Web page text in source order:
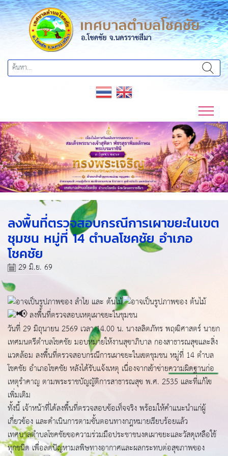
Previous Next
ลงพื้นที่ตรวจสอบกรณีการเผาขยะในเขต
ชุมชน หมู่ที่ 14 ตำบลโชคชัย อำเภอ
โชคชัย
29 มิ.ย. 69
ลงพื้นที่ตรวจสอบเหตุเผาขยะในชุมชน
วันที่ 29 มิถุนายน 2569 เวลา 14.00 น. นางลลิตภัทร พฤฒิศาสตร์ นายก
เทศมนตรีตำบลโชคชัย มอบหมายให้งานสุขาภิบาล กองสาธารณสุขและสิ่ง
แวดล้อม ลงพื้นที่ตรวจสอบกรณีการเผาขยะในเขตชุมชน หมู่ที่ 14 ตำบล
โชคชัย อำเภอโชคชัย หลังได้รับแจ้งเหตุ เนื่องจากเข้าข่ายความผิดฐานก่อ
เหตุรำคาญ ตามพระราชบัญญัติการสาธารณสุข พ.ศ. 2535 และที่แก้ไข
เพิ่มเติม
ทั้งนี้ เจ้าหน้าที่ได้ลงพื้นที่ตรวจสอบข้อเท็จจริง พร้อมให้คำแนะนำแก่ผู้
เกี่ยวข้อง และดำเนินการตามขั้นตอนทางกฎหมายเรียบร้อยแล้ว
เทศบาลตำบลโชคชัยขอความร่วมมือประชาชนงดเผาขยะและวัสดุเหลือใช้
ทุกชนิด เพื่อลดปัญหามลพิษทางอากาศและผลกระทบต่อสุขภาพของ